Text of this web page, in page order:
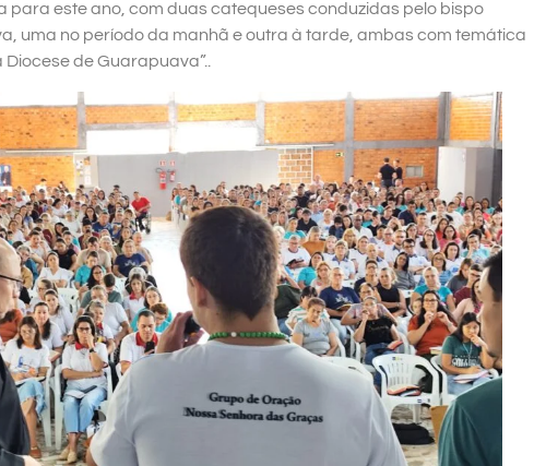
para este ano, com duas catequeses conduzidas pelo bispo
uma no período da manhã e outra à tarde, ambas com temática
de Guarapuava”..